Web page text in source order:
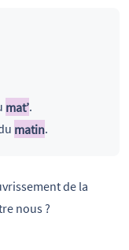
mat’.
matin.
de la
nous ?